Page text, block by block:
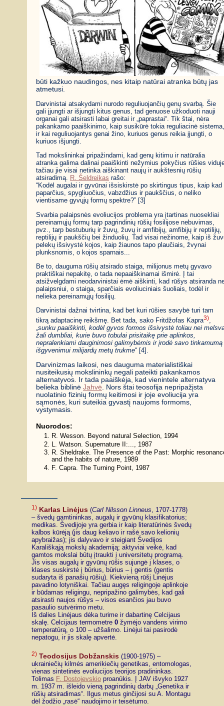
būti kažkuo naudingos, nes kitaip natūrai atranka būtų jas
atmetusi.
Darvinistai atsakydami nurodo reguliuojančių genų svarbą. Šie
gali įjungti ar išjungti kitus genus, tad genuose užkoduoti nauji
organai gali atsirasti labai greitai ir „paprastai“. Tik štai, nėra
pakankamo paaiškinimo, kaip susikūrė tokia reguliacinė sistema,
ir kai reguliuojantys genai žino, kuriuos genus reikia įjungti, o
kuriuos išjungti.
Tad mokslininkai pripažindami, kad genų kitimu ir natūralia
atranka galima dalinai paaiškinti nežymius pokyčius rūšies
tačiau jie visai netinka aiškinant naujų ir aukštesnių rūšių
atsiradimą. R. Šeldreikas rašo:
“Kodėl augalai ir gyvūnai išsiskirstė po skirtingus tipus, kaip kad
paparčius, spygliuočius, vabzdžius ir paukščius, o neliko
vientisame gyvųjų formų spektre?” [3]
Svarbia palaipsnės evoliucijos problema yra įtartinas nuosekliai
pereinamųjų formų tarp pagrindinių rūšių fosilijose nebuvimas,
pvz., tarp bestuburių ir žuvų, žuvų ir amfibijų, amfibijų ir reptilijų,
reptilijų ir paukščių bei žinduolių. Tad visai nežinome, kaip iš
pelekų išsivystė kojos, kaip žiaunos tapo plaučiais, žvynai
plunksnomis, o kojos sparnais...
Be to, dauguma rūšių atsirado staiga, milijonus metų gyvavo
praktiškai nepakitę, o tada nepaaiškinamai išmirė. Į tai
atsižvelgdami neodarvinistai ėmė aiškinti, kad rūšys atsiranda
palaipsniui, o staiga, sparčiais evoliuciniais šuoliais, todėl ir
nelieka pereinamųjų fosilijų.
Darvinistai dažnai tvirtina, kad bet kuri rūšies savybė turi tam
tikrą adaptacinę reikšmę. Bet tada, sako Fritdžofas Kapra3)
sunku paaiškinti, kodėl gyvos formos išsivystė toliau nei
žali dumbliai, kurie buvo tobulai prisitaikę prie aplinkos,
nepralenkiami dauginimosi galimybėmis ir įrodė savo tinkamumą
išgyvenimui milijardų metų trukme“ [4].
Darvinizmas laikosi, nes dauguma materialistiškai
nusiteikusių mokslininkų negali pateikti pakankamos
alternatyvos. Ir tada paaiškėja, kad vienintele alternatyva
belieka biblinė Jahvė. Nors štai teosofija nepripažįsta
nuolatinio fizinių formų keitimosi ir joje evoliucija yra
sąmonės, kuri suteikia gyvastį naujoms formoms,
vystymasis.
Nuorodos:
R. Wesson. Beyond natural Selection, 1994
L. Watson. Supernature II:..., 1987
R. Sheldrake. The Presence of the Past: Morphic
and the habits of nature, 1989
F. Capra. The Turning Point, 1987
1) Karlas Linėjus (Carl Nilsson Linneus , 1707-1778)
– švedų gamtininkas, augalų ir gyvūnų klasifikatorius;
medikas. Švedijoje yra gerbia ir kaip literatūrinės švedų
kalbos kūrėją (jis daug keliavo ir rašė savo kelionių
apybraižas); jis dalyvavo ir steigiant Švedijos
Karališkąją mokslų akademiją; aktyviai veikė, kad
gamtos mokslai būtų įtraukti į universitetų programą.
Jis visas augalų ir gyvūnų rūšis sujungė į klases, o
klases suskirstė į būrius, būrius – į gentis (gentis
sudaryta iš panašių rūšių). Kiekvieną rūšį Linėjus
pavadino lotyniškai. Tačiau augęs religingoje aplinkoje
ir būdamas religingu, nepripažino galimybės, kad gali
atsirasti naujos rūšys – visos esančios jau buvo
pasaulio sutvėrimo metu.
Iš dalies Linėjaus dėka turime ir dabartinę Celcijaus
skalę. Celcijaus termometre 0 žymėjo vandens virimo
temperatūrą, o 100 – užšalimo. Linėjui tai pasirodė
nepatogu, ir jis skalę apvertė.
2) Teodosijus Dobžanskis (1900-1975) –
ukrainiečių kilmės amerikiečių genetikas, entomologas,
vienas sintetinės evoliucijos teorijos pradininkas.
Tolimas F. Dostojevskio proanūkis. Į JAV išvyko 1927
m. 1937 m. išleido vieną pagrindinių darbų „Genetika ir
rūšių atsiradimas“. Ilgus metus ginčijosi su A. Montagu
dėl žodžio „rasė“ naudojimo ir teisėtumo.